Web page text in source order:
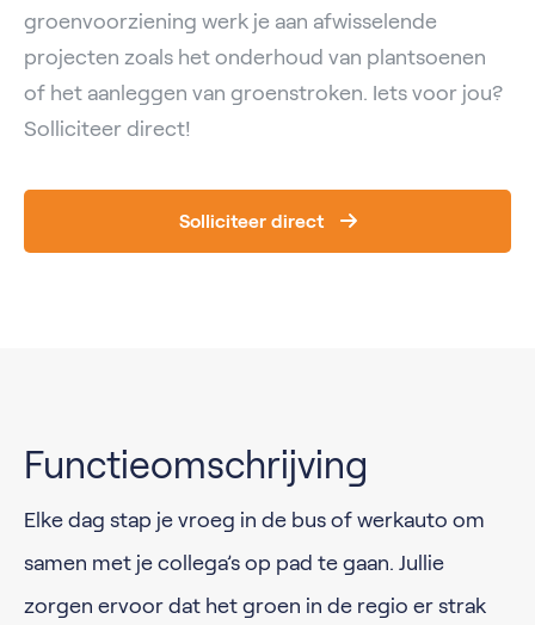
groenvoorziening werk je aan afwisselende
projecten zoals het onderhoud van plantsoenen
of het aanleggen van groenstroken. Iets voor jou?
Solliciteer direct!
Solliciteer direct
Functieomschrijving
Elke dag stap je vroeg in de bus of werkauto om
samen met je collega’s op pad te gaan. Jullie
zorgen ervoor dat het groen in de regio er strak